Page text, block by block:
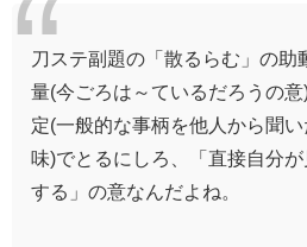
刀ステ副題の「散るらむ」の助
量(今ごろは～ているだろうの
定(一般的な事柄を他人から聞
味)でとるにしろ、「直接自分
する」の意なんだよね。